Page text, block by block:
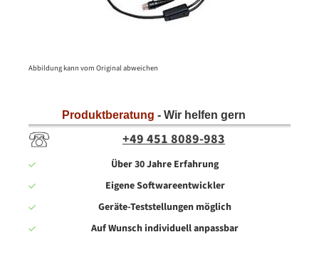
Abbildung kann vom Original abweichen
Produktberatung - Wir helfen gern
+49 451 8089-983
Über 30 Jahre Erfahrung
Eigene Softwareentwickler
Geräte-Teststellungen möglich
Auf Wunsch individuell anpassbar